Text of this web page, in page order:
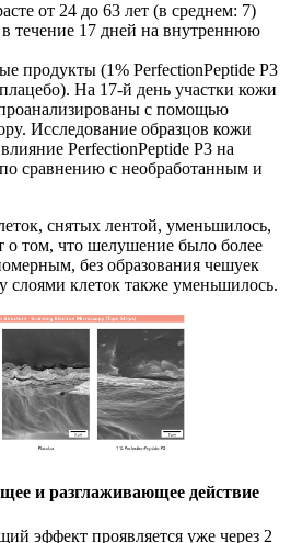
от 24 до 63 лет (в среднем: 7)
в течение 17 дней на внутреннюю
продукты (1% PerfectionPeptide P3
На 17-й день участки кожи
с помощью
Исследование образцов кожи
PerfectionPeptide P3 на
сравнению с необработанным и
снятых лентой, уменьшилось,
о том, что шелушение было более
без образования чешуек
слоями клеток также уменьшилось.
и разглаживающее действие
эффект проявляется уже через 2